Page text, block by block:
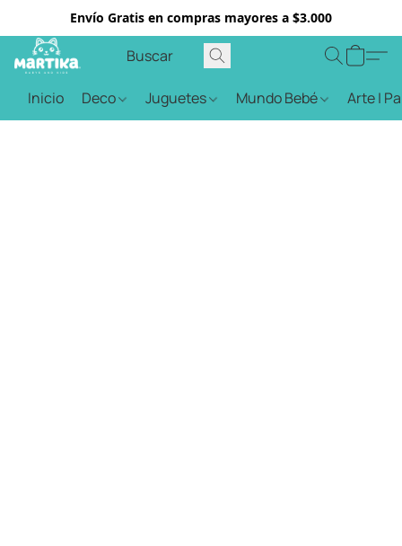
Envío Gratis en compras mayores a $3.000
Inicio Deco Juguetes Mundo Bebé Arte |